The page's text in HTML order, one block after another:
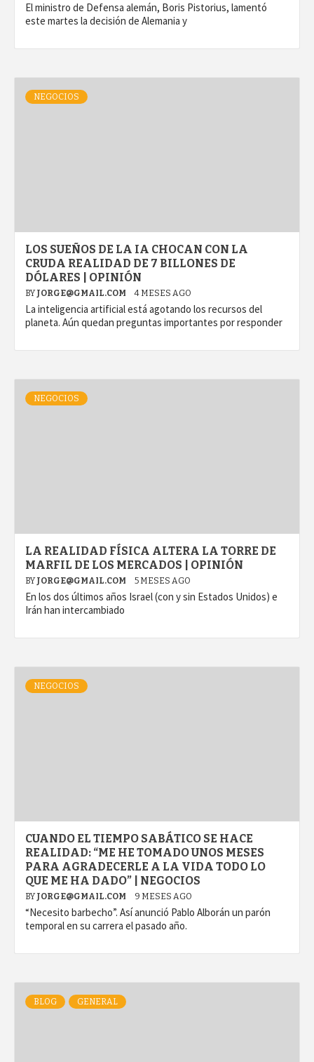
El ministro de Defensa alemán, Boris Pistorius, lamentó
este martes la decisión de Alemania y
NEGOCIOS
LOS SUEÑOS DE LA IA CHOCAN CON LA
CRUDA REALIDAD DE 7 BILLONES DE
DÓLARES | OPINIÓN
BY JORGE@GMAIL.COM 4 MESES AGO
La inteligencia artificial está agotando los recursos del
planeta. Aún quedan preguntas importantes por responder
NEGOCIOS
LA REALIDAD FÍSICA ALTERA LA TORRE DE
MARFIL DE LOS MERCADOS | OPINIÓN
BY JORGE@GMAIL.COM 5 MESES AGO
En los dos últimos años Israel (con y sin Estados Unidos) e
Irán han intercambiado
NEGOCIOS
CUANDO EL TIEMPO SABÁTICO SE HACE
REALIDAD: “ME HE TOMADO UNOS MESES
PARA AGRADECERLE A LA VIDA TODO LO
QUE ME HA DADO” | NEGOCIOS
BY JORGE@GMAIL.COM 9 MESES AGO
“Necesito barbecho”. Así anunció Pablo Alborán un parón
temporal en su carrera el pasado año.
BLOG GENERAL